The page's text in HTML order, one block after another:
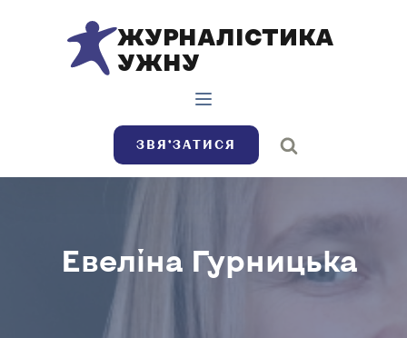
ЖУРНАЛІСТИКА
УЖНУ
ЗВЯ’ЗАТИСЯ
Евеліна Гурницька